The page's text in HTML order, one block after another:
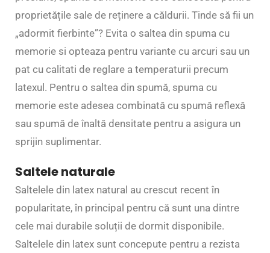
proprietățile sale de reținere a căldurii. Tinde să fii un
„adormit fierbinte”? Evita o saltea din spuma cu
memorie si opteaza pentru variante cu arcuri sau un
pat cu calitati de reglare a temperaturii precum
latexul. Pentru o saltea din spumă, spuma cu
memorie este adesea combinată cu spumă reflexă
sau spumă de înaltă densitate pentru a asigura un
sprijin suplimentar.
Saltele naturale
Saltelele din latex natural au crescut recent în
popularitate, în principal pentru că sunt una dintre
cele mai durabile soluții de dormit disponibile.
Saltelele din latex sunt concepute pentru a rezista